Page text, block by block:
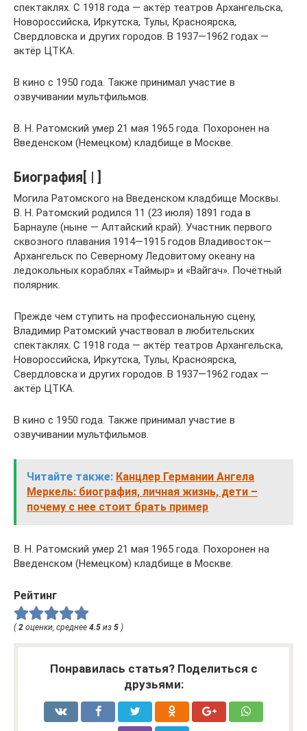
спектаклях. С 1918 года — актёр театров Архангельска,
Новороссийска, Иркутска, Тулы, Красноярска,
Свердловска и других городов. В 1937—1962 годах —
актёр ЦТКА.
В кино с 1950 года. Также принимал участие в
озвучивании мультфильмов.
В. Н. Ратомский умер 21 мая 1965 года. Похоронен на
Введенском (Немецком) кладбище в Москве.
Биография[ | ]
Могила Ратомского на Введенском кладбище Москвы.
В. Н. Ратомский родился 11 (23 июля) 1891 года в
Барнауле (ныне — Алтайский край). Участник первого
сквозного плавания 1914—1915 годов Владивосток—
Архангельск по Северному Ледовитому океану на
ледокольных кораблях «Таймыр» и «Вайгач». Почётный
полярник.
Прежде чем ступить на профессиональную сцену,
Владимир Ратомский участвовал в любительских
спектаклях. С 1918 года — актёр театров Архангельска,
Новороссийска, Иркутска, Тулы, Красноярска,
Свердловска и других городов. В 1937—1962 годах —
актёр ЦТКА.
В кино с 1950 года. Также принимал участие в
озвучивании мультфильмов.
Читайте также: Канцлер Германии Ангела
Меркель: биография, личная жизнь, дети –
почему с нее стоит брать пример
В. Н. Ратомский умер 21 мая 1965 года. Похоронен на
Введенском (Немецком) кладбище в Москве.
Рейтинг
( 2 оценки, среднее 4.5 из 5 )
Понравилась статья? Поделиться с
друзьями: